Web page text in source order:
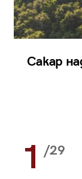
Сакар
1 /29